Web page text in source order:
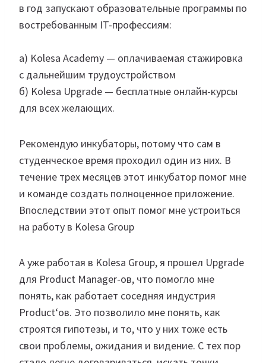
в год запускают образовательные программы по
востребованным IT-профессиям:
а) Kolesa Academy — оплачиваемая стажировка
с дальнейшим трудоустройством
б) Kolesa Upgrade — бесплатные онлайн-курсы
для всех желающих.
Рекомендую инкубаторы, потому что сам в
студенческое время проходил один из них. В
течение трех месяцев этот инкубатор помог мне
и команде создать полноценное приложение.
Впоследствии этот опыт помог мне устроиться
на работу в Kolesa Group
А уже работая в Kolesa Group, я прошел Upgrade
для Product Manager-ов, что помогло мне
понять, как работает соседняя индустрия
Product‘ов. Это позволило мне понять, как
строятся гипотезы, и то, что у них тоже есть
свои проблемы, ожидания и видение. С тех пор